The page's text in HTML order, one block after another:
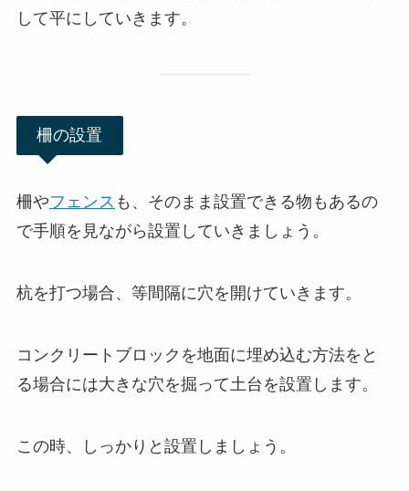
して平にしていきます。
柵の設置
柵やフェンス も、そのまま設置できる物もあるの
で手順を見ながら設置していきましょう。
杭を打つ場合、等間隔に穴を開けていきます。
コンクリートブロックを地面に埋め込む方法をと
る場合には大きな穴を掘って土台を設置します。
この時、しっかりと設置しましょう。